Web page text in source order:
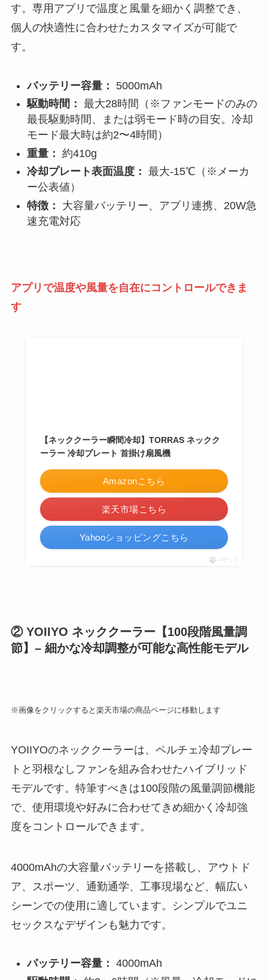
す。専用アプリで温度と風量を細かく調整でき、
個人の快適性に合わせたカスタマイズが可能で
す。
バッテリー容量：
5000mAh
駆動時間： 最大28時間（※ファンモードのみの
最長駆動時間、または弱モード時の目安。冷却
モード最大時は約2〜4時間）
重量： 約410g
冷却プレート表面温度： 最大-15℃（※メーカ
ー公表値）
特徴：
大容量バッテリー、アプリ連携、20W急
速充電対応
アプリで温度や風量を自在にコントロールできま
す
【ネッククーラー瞬間冷却】TORRAS ネックク
ーラー 冷却プレート 首掛け扇風機
Amazonこちら
楽天市場こちら
Yahooショッピングこちら
ポチップ
② YOIIYO ネッククーラー【100段階風量調
節】– 細かな冷却調整が可能な高性能モデル
※画像をクリックすると楽天市場の商品ページに移動します
YOIIYOのネッククーラーは、ペルチェ冷却プレー
トと羽根なしファンを組み合わせたハイブリッド
モデルです。特筆すべきは100段階の風量調節機能
で、使用環境や好みに合わせてきめ細かく冷却強
度をコントロールできます。
4000mAhの大容量バッテリーを搭載し、アウトド
ア、スポーツ、通勤通学、工事現場など、幅広い
シーンでの使用に適しています。シンプルでユニ
セックスなデザインも魅力です。
バッテリー容量： 4000mAh